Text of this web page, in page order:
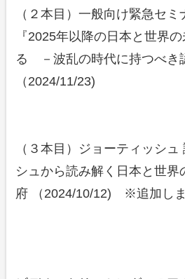
（２本目）一般向け緊急セミ
『2025年以降の日本と世界
る －波乱の時代に持つべき
（2024/11/23)
（３本目）ジョーティッシ
シュから読み解く日本と世界
府 （2024/10/12) ※追加し